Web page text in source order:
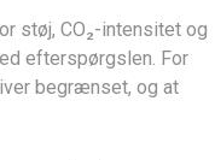
støj, CO₂-intensitet og
efterspørgslen. For
begrænset, og at